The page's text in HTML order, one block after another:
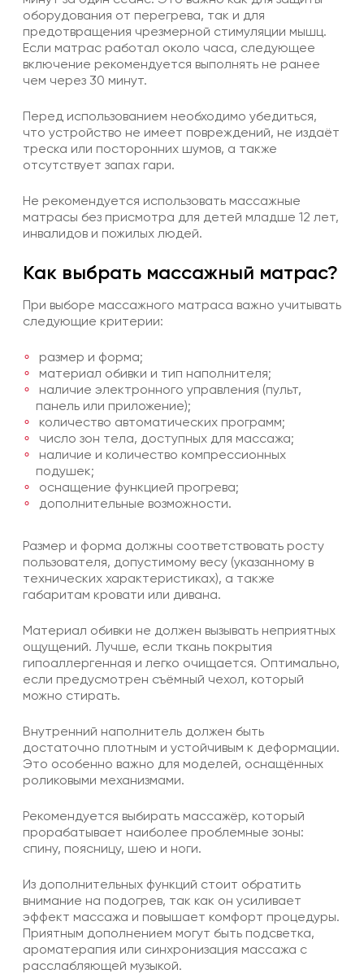
оборудования от перегрева, так и для
предотвращения чрезмерной стимуляции мышц.
Если матрас работал около часа, следующее
включение рекомендуется выполнять не ранее
чем через 30 минут.
Перед использованием необходимо убедиться,
что устройство не имеет повреждений, не издаёт
треска или посторонних шумов, а также
отсутствует запах гари.
Не рекомендуется использовать массажные
матрасы без присмотра для детей младше 12 лет,
инвалидов и пожилых людей.
Как выбрать массажный матрас?
При выборе массажного матраса важно учитывать
следующие критерии:
размер и форма;
материал обивки и тип наполнителя;
наличие электронного управления (пульт,
панель или приложение);
количество автоматических программ;
число зон тела, доступных для массажа;
наличие и количество компрессионных
подушек;
оснащение функцией прогрева;
дополнительные возможности.
Размер и форма должны соответствовать росту
пользователя, допустимому весу (указанному в
технических характеристиках), а также
габаритам кровати или дивана.
Материал обивки не должен вызывать неприятных
ощущений. Лучше, если ткань покрытия
гипоаллергенная и легко очищается. Оптимально,
если предусмотрен съёмный чехол, который
можно стирать.
Внутренний наполнитель должен быть
достаточно плотным и устойчивым к деформации.
Это особенно важно для моделей, оснащённых
роликовыми механизмами.
Рекомендуется выбирать массажёр, который
прорабатывает наиболее проблемные зоны:
спину, поясницу, шею и ноги.
Из дополнительных функций стоит обратить
внимание на подогрев, так как он усиливает
эффект массажа и повышает комфорт процедуры.
Приятным дополнением могут быть подсветка,
ароматерапия или синхронизация массажа с
расслабляющей музыкой.